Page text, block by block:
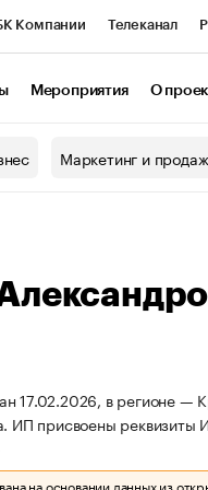
Компании Телеканал
Мероприятия О
Маркетинг и
17.02.2026, в регионе —
ИП присвоены
на основании данных из